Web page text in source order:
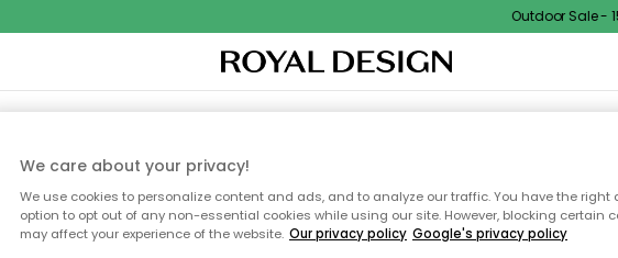
Outdoor Sale -
INREDNINGTEXTIL & MATTORKÖKETFÖRVARINGUTEMÖBLER
We care about your privacy!
We use cookies to personalize content and ads, and to analyze our traffic. You have the right
option to opt out of any non-essential cookies while using our site. However, blocking certain
may affect your experience of the website. Our privacy policy Google's privacy policy